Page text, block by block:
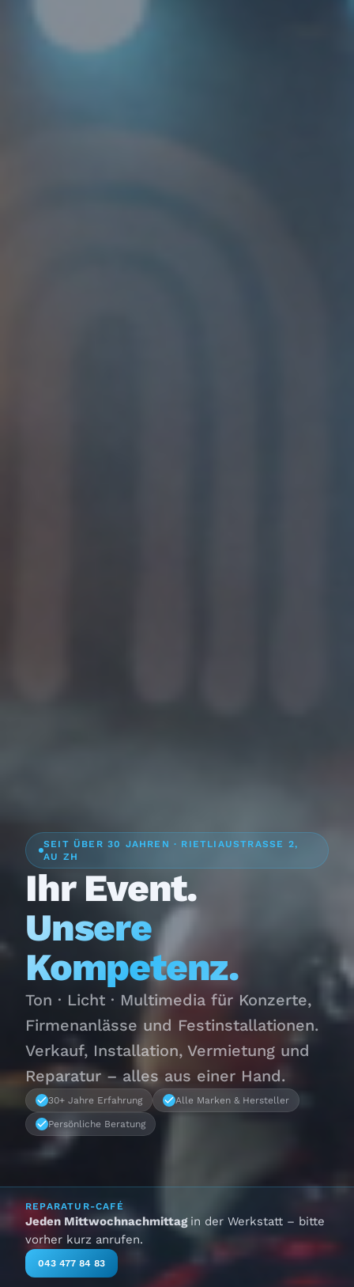
SEIT ÜBER 30 JAHREN · RIETLIAUSTRASSE 2,
AU ZH
Ihr Event.
Unsere
Kompetenz.
Ton · Licht · Multimedia für Konzerte,
Firmenanlässe und Festinstallationen.
Verkauf, Installation, Vermietung und
Reparatur – alles aus einer Hand.
30+ Jahre Erfahrung Alle Marken & Hersteller
Persönliche Beratung
REPARATUR-CAFÉ
Jeden Mittwochnachmittag in der Werkstatt – bitte
vorher kurz anrufen.
043 477 84 83